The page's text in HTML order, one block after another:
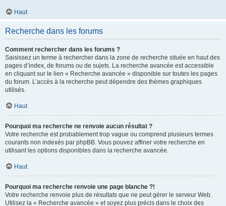
Haut
Recherche dans les forums
Comment rechercher dans les forums ?
Saisissez un terme à rechercher dans la zone de recherche située en haut des
pages d’index, de forums ou de sujets. La recherche avancée est accessible
en cliquant sur le lien « Recherche avancée » disponible sur toutes les pages
du forum. L’accès à la recherche peut dépendre des thèmes graphiques
utilisés.
Haut
Pourquoi ma recherche ne renvoie aucun résultat ?
Votre recherche est probablement trop vague ou comprend plusieurs termes
courants non indexés par phpBB. Vous pouvez affiner votre recherche en
utilisant les options disponibles dans la recherche avancée.
Haut
Pourquoi ma recherche renvoie une page blanche ?!
Votre recherche renvoie plus de résultats que ne peut gérer le serveur Web.
Utilisez la « Recherche avancée » et soyez plus précis dans le choix des